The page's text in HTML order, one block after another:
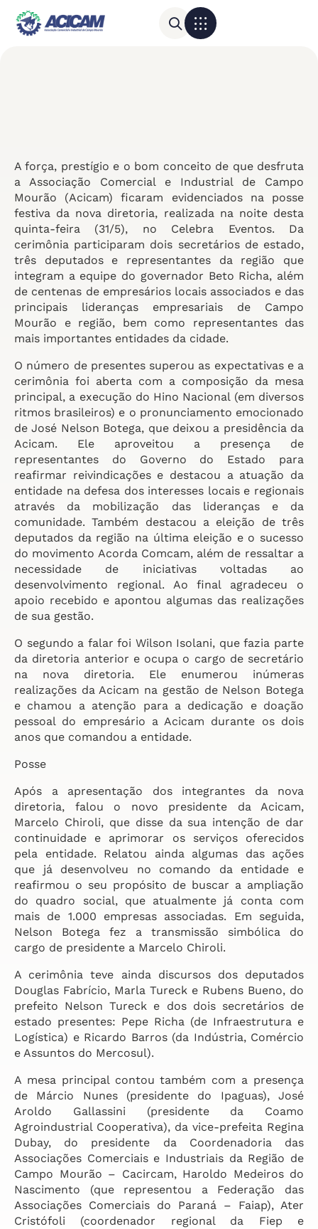
A força, prestígio e o bom conceito de que desfruta
a Associação Comercial e Industrial de Campo
Mourão (Acicam) ficaram evidenciados na posse
festiva da nova diretoria, realizada na noite desta
quinta-feira (31/5), no Celebra Eventos. Da
cerimônia participaram dois secretários de estado,
três deputados e representantes da região que
integram a equipe do governador Beto Richa, além
de centenas de empresários locais associados e das
principais lideranças empresariais de Campo
Mourão e região, bem como representantes das
mais importantes entidades da cidade.
O número de presentes superou as expectativas e a
cerimônia foi aberta com a composição da mesa
principal, a execução do Hino Nacional (em diversos
ritmos brasileiros) e o pronunciamento emocionado
de José Nelson Botega, que deixou a presidência da
Acicam. Ele aproveitou a presença de
representantes do Governo do Estado para
reafirmar reivindicações e destacou a atuação da
entidade na defesa dos interesses locais e regionais
através da mobilização das lideranças e da
comunidade. Também destacou a eleição de três
deputados da região na última eleição e o sucesso
do movimento Acorda Comcam, além de ressaltar a
necessidade de iniciativas voltadas ao
desenvolvimento regional. Ao final agradeceu o
apoio recebido e apontou algumas das realizações
de sua gestão.
O segundo a falar foi Wilson Isolani, que fazia parte
da diretoria anterior e ocupa o cargo de secretário
na nova diretoria. Ele enumerou inúmeras
realizações da Acicam na gestão de Nelson Botega
e chamou a atenção para a dedicação e doação
pessoal do empresário a Acicam durante os dois
anos que comandou a entidade.
Posse
Após a apresentação dos integrantes da nova
diretoria, falou o novo presidente da Acicam,
Marcelo Chiroli, que disse da sua intenção de dar
continuidade e aprimorar os serviços oferecidos
pela entidade. Relatou ainda algumas das ações
que já desenvolveu no comando da entidade e
reafirmou o seu propósito de buscar a ampliação
do quadro social, que atualmente já conta com
mais de 1.000 empresas associadas. Em seguida,
Nelson Botega fez a transmissão simbólica do
cargo de presidente a Marcelo Chiroli.
A cerimônia teve ainda discursos dos deputados
Douglas Fabrício, Marla Tureck e Rubens Bueno, do
prefeito Nelson Tureck e dos dois secretários de
estado presentes: Pepe Richa (de Infraestrutura e
Logística) e Ricardo Barros (da Indústria, Comércio
e Assuntos do Mercosul).
A mesa principal contou também com a presença
de Márcio Nunes (presidente do Ipaguas), José
Aroldo Gallassini (presidente da Coamo
Agroindustrial Cooperativa), da vice-prefeita Regina
Dubay, do presidente da Coordenadoria das
Associações Comerciais e Industriais da Região de
Campo Mourão – Cacircam, Haroldo Medeiros do
Nascimento (que representou a Federação das
Associações Comerciais do Paraná – Faiap), Ater
Cristófoli (coordenador regional da Fiep e